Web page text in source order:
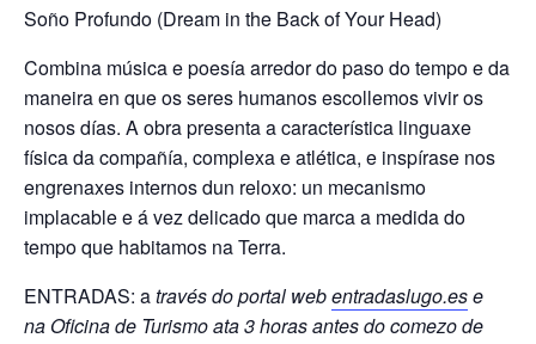
Soño Profundo (Dream in the Back of Your Head)
Combina música e poesía arredor do paso do tempo e da
maneira en que os seres humanos escollemos vivir os
nosos días. A obra presenta a característica linguaxe
física da compañía, complexa e atlética, e inspírase nos
engrenaxes internos dun reloxo: un mecanismo
implacable e á vez delicado que marca a medida do
tempo que habitamos na Terra.
ENTRADAS: através do portal webentradaslugo.ese
na Oficina de Turismo ata 3 horas antes do comezo de